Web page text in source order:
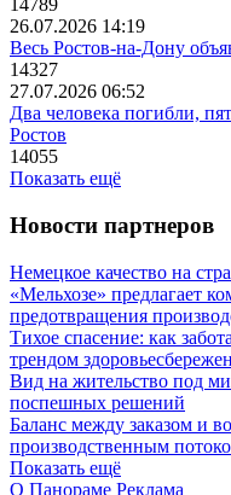
14789
26.07.2026 14:19
Весь Ростов-на-Дону
14327
27.07.2026 06:52
Два человека погибли,
Ростов
14055
Показать ещё
Новости партнеров
Немецкое качество на
«Мельхозе» предлагает
предотвращения
Тихое спасение: как
трендом
Вид на жительство под
поспешных решений
Баланс между заказом и
производственным
Показать ещё
О Панораме Реклама